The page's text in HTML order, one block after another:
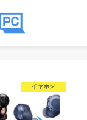
イヤホン